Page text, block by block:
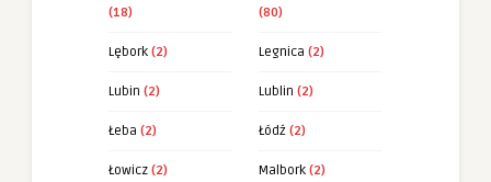
(18) (80)
Lębork (2) Legnica (2)
Lubin (2) Lublin (2)
Łeba (2) Łódź (2)
Łowicz (2) Malbork (2)